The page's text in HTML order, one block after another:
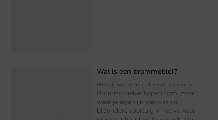
Wat is een brommobiel?
Heb jij weleens gehoord van een
Brommobielverkopen.com, maar
weet je eigenlijk niet wat dit
bijzondere voertuig in het verkeer